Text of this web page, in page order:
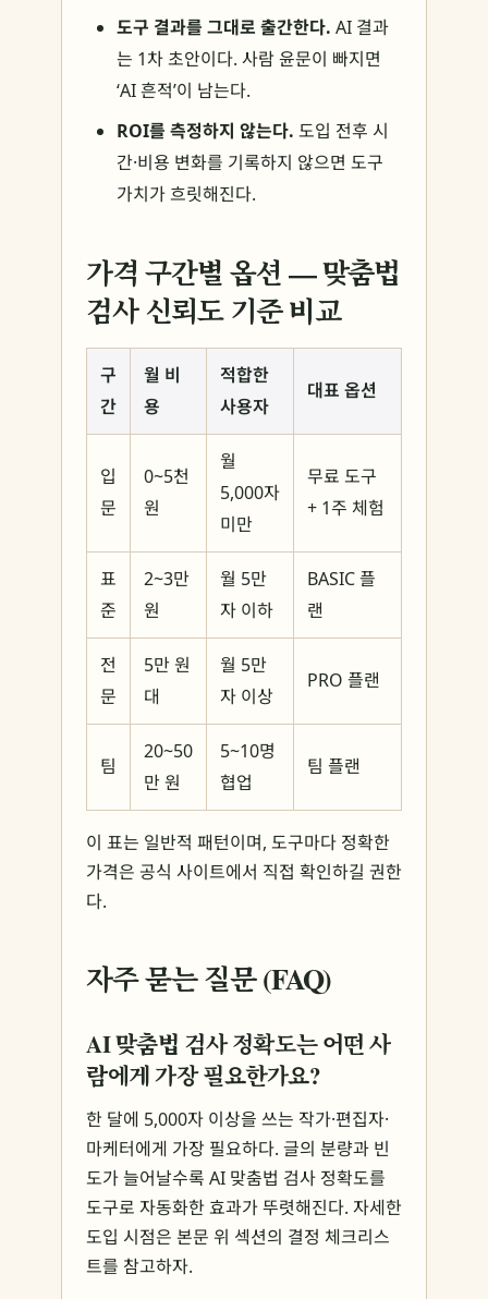
도구 결과를 그대로 출간한다. AI 결과
는 1차 초안이다. 사람 윤문이 빠지면
‘AI 흔적’이 남는다.
ROI를 측정하지 않는다. 도입 전후 시
간·비용 변화를 기록하지 않으면 도구
가치가 흐릿해진다.
가격 구간별 옵션 — 맞춤법
검사 신뢰도 기준 비교
구
간
월 비
용
적합한
사용자
대표 옵션
입
문
0~5천
원
월
5,000자
미만
무료 도구
+ 1주 체험
표
준
2~3만
원
월 5만
자 이하
BASIC 플
랜
전
문
5만 원
대
월 5만
자 이상
PRO 플랜
팀
20~50
만 원
5~10명
협업
팀 플랜
이 표는 일반적 패턴이며, 도구마다 정확한
가격은 공식 사이트에서 직접 확인하길 권한
다.
자주 묻는 질문 (FAQ)
AI 맞춤법 검사 정확도는 어떤 사
람에게 가장 필요한가요?
한 달에 5,000자 이상을 쓰는 작가·편집자·
마케터에게 가장 필요하다. 글의 분량과 빈
도가 늘어날수록 AI 맞춤법 검사 정확도를
도구로 자동화한 효과가 뚜렷해진다. 자세한
도입 시점은 본문 위 섹션의 결정 체크리스
트를 참고하자.